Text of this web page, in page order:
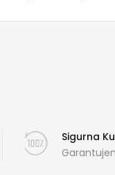
Sigurna